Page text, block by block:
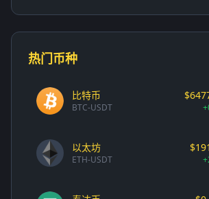
热门币种
比特币
BTC-USDT
以太坊
ETH-USDT